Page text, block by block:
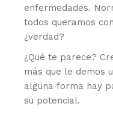
enfermedades.
todos queramos
¿verdad?
¿Qué te parece?
más que le demos
alguna forma hay
su potencial.